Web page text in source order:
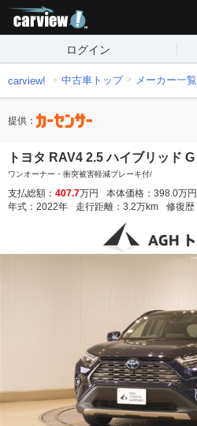
ログイン
carview! 中古車トップ メーカー一覧
提供：
トヨタ RAV4 2.5 ハイブリッド
ワンオーナー・衝突被害軽減ブレーキ付/
支払総額： 407.7万円 本体価格： 398.0万円
年式： 2022年 走行距離： 3.2万km 修復歴